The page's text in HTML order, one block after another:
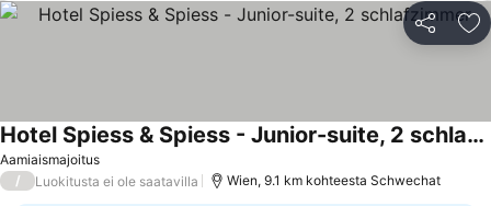
Jaa
Aamiaismajoitus
Hotel Spiess & Spiess - Junior-suite, 2 schlafzimmer
/ Luokitusta ei ole saatavilla Wien, 9.1 km kohteesta Schwechat